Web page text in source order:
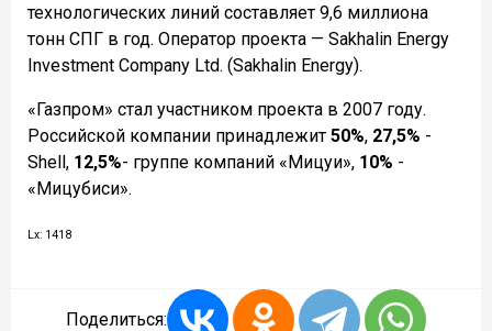
технологических линий составляет 9,6 миллиона
тонн СПГ в год. Оператор проекта — Sakhalin Energy
Investment Company Ltd. (Sakhalin Energy).
«Газпром» стал участником проекта в 2007 году.
Российской компании принадлежит 50%, 27,5% -
Shell, 12,5%- группе компаний «Мицуи», 10% -
«Мицубиси».
Lx: 1418
Поделиться: